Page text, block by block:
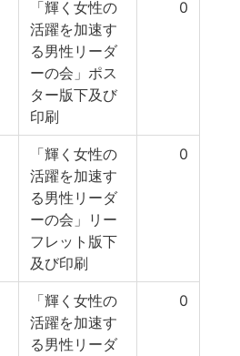
「輝く女性の
活躍を加速す
る男性リーダ
ーの会」ポス
ター版下及び
印刷
0
「輝く女性の
活躍を加速す
る男性リーダ
ーの会」リー
フレット版下
及び印刷
0
「輝く女性の
活躍を加速す
る男性リーダ
0